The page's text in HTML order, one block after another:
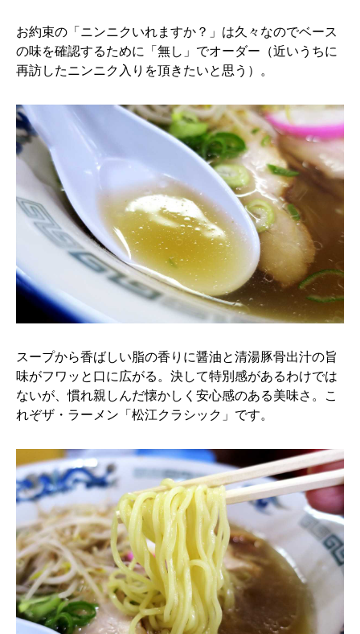
お約束の「ニンニクいれますか？」は久々なのでベース
の味を確認するために「無し」でオーダー（近いうちに
再訪したニンニク入りを頂きたいと思う）。
スープから香ばしい脂の香りに醤油と清湯豚骨出汁の旨
味がフワッと口に広がる。決して特別感があるわけでは
ないが、慣れ親しんだ懐かしく安心感のある美味さ。こ
れぞザ・ラーメン「松江クラシック」です。